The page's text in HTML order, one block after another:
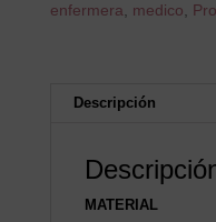
enfermera, medico,
Descripción
MATERIAL